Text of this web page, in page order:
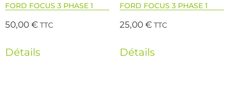
FORD FOCUS 3 PHASE 1
50,00€ TTC
Détails
FORD FOCUS 3 PHASE 1
25,00€ TTC
Détails